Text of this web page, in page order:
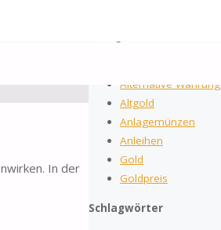
In der
Alternative Währung
Altgold
Anlagemünzen
Anleihen
Gold
Goldpreis
Schlagwörter